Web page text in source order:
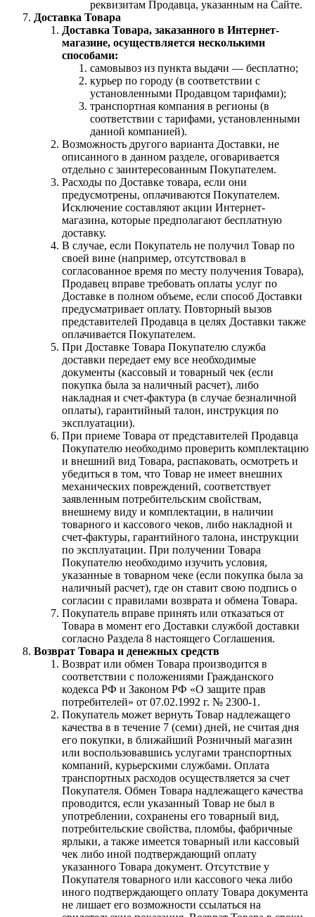
реквизитам Продавца, указанным на Сайте.
Доставка Товара
Доставка Товара, заказанного в Интернет-
магазине, осуществляется несколькими
способами:
самовывоз из пункта выдачи — бесплатно;
курьер по городу (в соответствии с
установленными Продавцом тарифами);
транспортная компания в регионы (в
соответствии с тарифами, установленными
данной компанией).
Возможность другого варианта Доставки, не
описанного в данном разделе, оговаривается
отдельно с заинтересованным Покупателем.
Расходы по Доставке товара, если они
предусмотрены, оплачиваются Покупателем.
Исключение составляют акции Интернет-
магазина, которые предполагают бесплатную
доставку.
В случае, если Покупатель не получил Товар по
своей вине (например, отсутствовал в
согласованное время по месту получения Товара),
Продавец вправе требовать оплаты услуг по
Доставке в полном объеме, если способ Доставки
предусматривает оплату. Повторный вызов
представителей Продавца в целях Доставки также
оплачивается Покупателем.
При Доставке Товара Покупателю служба
доставки передает ему все необходимые
документы (кассовый и товарный чек (если
покупка была за наличный расчет), либо
накладная и счет-фактура (в случае безналичной
оплаты), гарантийный талон, инструкция по
эксплуатации).
При приеме Товара от представителей Продавца
Покупателю необходимо проверить комплектацию
и внешний вид Товара, распаковать, осмотреть и
убедиться в том, что Товар не имеет внешних
механических повреждений, соответствует
заявленным потребительским свойствам,
внешнему виду и комплектации, в наличии
товарного и кассового чеков, либо накладной и
счет-фактуры, гарантийного талона, инструкции
по эксплуатации. При получении Товара
Покупателю необходимо изучить условия,
указанные в товарном чеке (если покупка была за
наличный расчет), где он ставит свою подпись о
согласии с правилами возврата и обмена Товара.
Покупатель вправе принять или отказаться от
Товара в момент его Доставки службой доставки
согласно Раздела 8 настоящего Соглашения.
Возврат Товара и денежных средств
Возврат или обмен Товара производится в
соответствии с положениями Гражданского
кодекса РФ и Законом РФ «О защите прав
потребителей» от 07.02.1992 г. № 2300-1.
Покупатель может вернуть Товар надлежащего
качества в в течение 7 (семи) дней, не считая дня
его покупки, в ближайший Розничный магазин
или воспользовавшись услугами транспортных
компаний, курьерскими службами. Оплата
транспортных расходов осуществляется за счет
Покупателя. Обмен Товара надлежащего качества
проводится, если указанный Товар не был в
употреблении, сохранены его товарный вид,
потребительские свойства, пломбы, фабричные
ярлыки, а также имеется товарный или кассовый
чек либо иной подтверждающий оплату
указанного Товара документ. Отсутствие у
Покупателя товарного или кассового чека либо
иного подтверждающего оплату Товара документа
не лишает его возможности ссылаться на